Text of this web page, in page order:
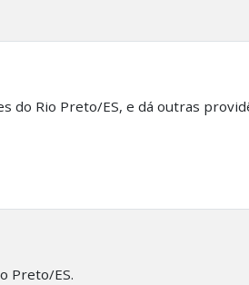
do Rio Preto/ES, e dá outras
Preto/ES.